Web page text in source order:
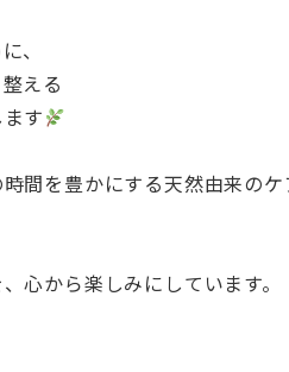
、
える
す
間を豊かにする天然由来の
心から楽しみにしています。